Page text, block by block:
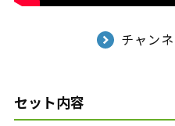
チャン
セット内容